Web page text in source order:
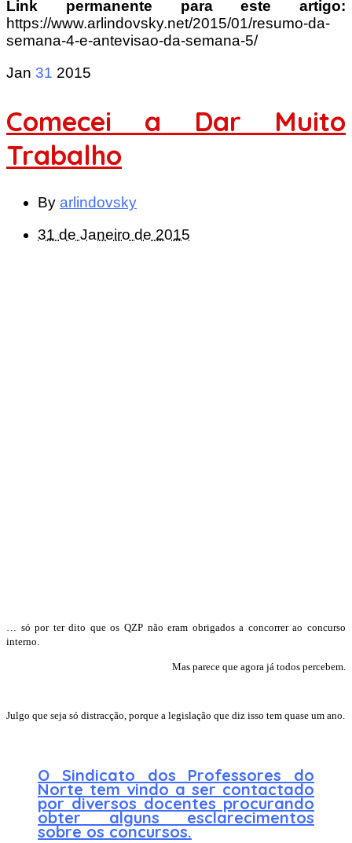
Link permanente para este artigo:
https://www.arlindovsky.net/2015/01/resumo-da-
semana-4-e-antevisao-da-semana-5/
Jan 31 2015
Comecei a Dar Muito
Trabalho
By arlindovsky
31 de Janeiro de 2015
… só por ter dito que os QZP não eram obrigados a concorrer ao concurso
interno.
Mas parece que agora já todos percebem.
Julgo que seja só distracção, porque a legislação que diz isso tem quase um ano.
O Sindicato dos Professores do
Norte tem vindo a ser contactado
por diversos docentes procurando
obter alguns esclarecimentos
sobre os concursos.